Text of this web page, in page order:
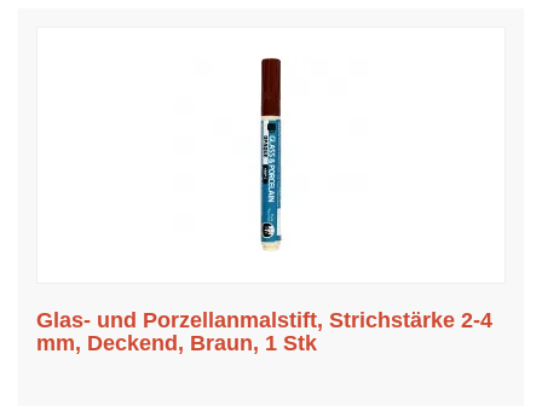
Glas- und Porzellanmalstift, Strichstärke 2-4
mm, Deckend, Braun, 1 Stk